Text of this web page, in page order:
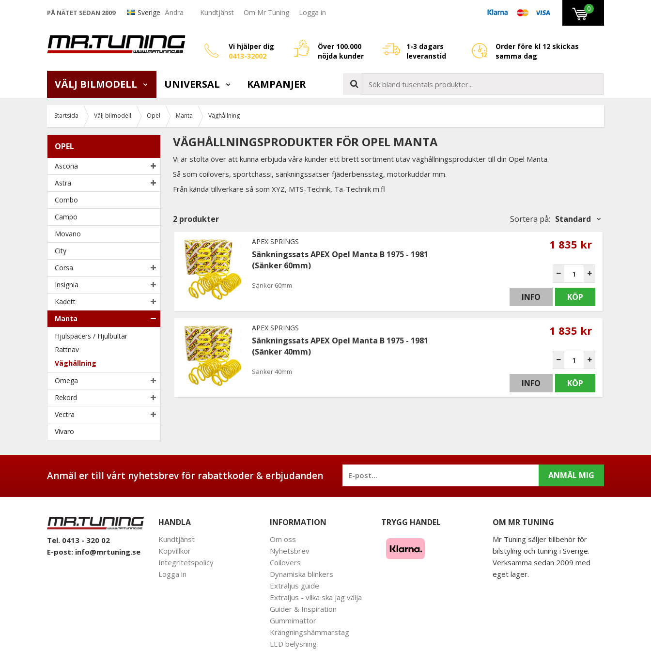
PÅ NÄTET SEDAN 2009 Sverige Ändra Kundtjänst Om Mr Tuning Logga in 0
Vi hjälper dig
0413-32002
Över 100.000
nöjda kunder
1-3 dagars
leveranstid
Order före kl 12 skickas
samma dag
VÄLJ BILMODELL UNIVERSAL KAMPANJER
Startsida Välj bilmodell Opel Manta Väghållning
OPEL
Ascona
Astra
Combo
Campo
Movano
City
Corsa
Insignia
Kadett
Manta
Hjulspacers / Hjulbultar
Rattnav
Väghållning
Omega
Rekord
Vectra
Vivaro
VÄGHÅLLNINGSPRODUKTER FÖR OPEL MANTA
Vi är stolta över att kunna erbjuda våra kunder ett brett sortiment utav väghållningsprodukter till din Opel Manta.
Så som coilovers, sportchassi, sänkningssatser fjäderbensstag, motorkuddar mm.
Från kända tillverkare så som XYZ, MTS-Technk, Ta-Technik m.fl
2 produkter Sortera på: Standard
APEX SPRINGS
Sänkningssats APEX Opel Manta B 1975 - 1981
(Sänker 60mm)
Sänker 60mm
1 835 kr
INFO KÖP
APEX SPRINGS
Sänkningssats APEX Opel Manta B 1975 - 1981
(Sänker 40mm)
Sänker 40mm
1 835 kr
INFO KÖP
Anmäl er till vårt nyhetsbrev för rabattkoder & erbjudanden ANMÄL MIG
Tel. 0413 - 320 02
E-post: info@mrtuning.se
HANDLA
Kundtjänst
Köpvillkor
Integritetspolicy
Logga in
INFORMATION
Om oss
Nyhetsbrev
Coilovers
Dynamiska blinkers
Extraljus guide
Extraljus - vilka ska jag välja
Guider & Inspiration
Gummimattor
Krängningshämmarstag
LED belysning
TRYGG HANDEL OM MR TUNING
Mr Tuning säljer tillbehör för
bilstyling och tuning i Sverige.
Verksamma sedan 2009 med
eget lager.